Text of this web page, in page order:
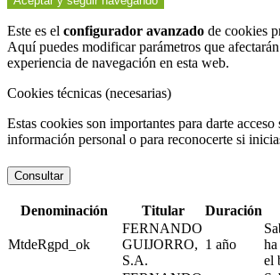
Este es el configurador avanzado de cookies
Aquí puedes modificar parámetros que
experiencia de navegación en esta web.
Cookies técnicas (necesarias)
Estas cookies son importantes para darte acceso
información personal o para reconocerte si
Consultar
Denominación Titular Duración
MtdeRgpd_ok
FERNANDO
GUIJORRO,
S.A.
1 año
el